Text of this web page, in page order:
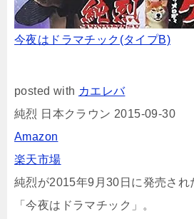
今夜はドラマチック(タイプB)
posted with カエレバ
純烈 日本クラウン 2015-09-30
Amazon
楽天市場
純烈が2015年9月30日に発売され
「今夜はドラマチック」。